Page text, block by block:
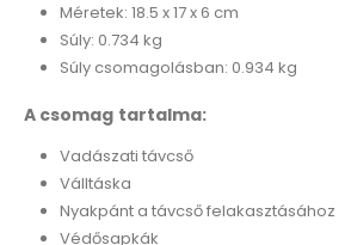
Méretek: 18.5 x 17 x 6 cm
Súly: 0.734 kg
Súly csomagolásban: 0.934 kg
A csomag tartalma:
Vadászati távcső
Válltáska
Nyakpánt a távcső felakasztásához
Védősapkák